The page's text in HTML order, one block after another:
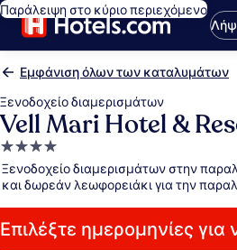
Παράλειψη στο κύριο περιεχόμενο
Εμφάνιση όλων των καταλυμάτων
Ξενοδοχείο διαμερισμάτων
Vell Mari Hotel &
Κατάλυμα
με
4.0
αστέρια
Ξενοδοχείο διαμερισμάτων στην
και δωρεάν λεωφορειάκι για την
Επιλέξτε ημερομηνίες για